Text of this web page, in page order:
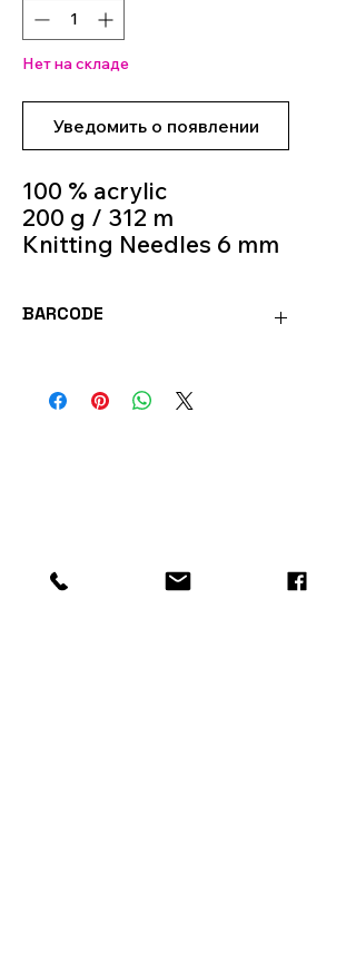
Нет на складе
Уведомить о появлении
100 % acrylic
200 g / 312 m
Knitting Needles 6 mm
BARCODE